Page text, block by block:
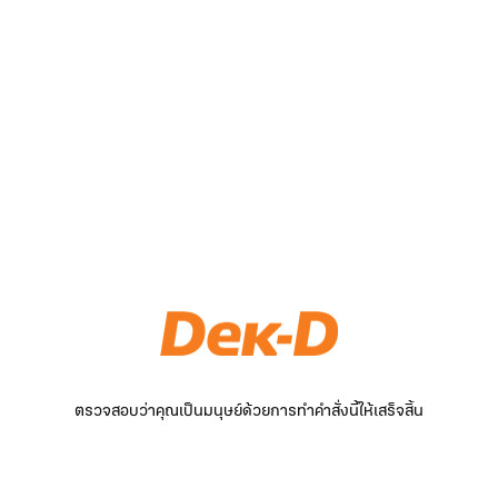
ตรวจสอบว่าคุณเป็นมนุษย์ด้วยการทำคำสั่งนี้ให้เสร็จสิ้น